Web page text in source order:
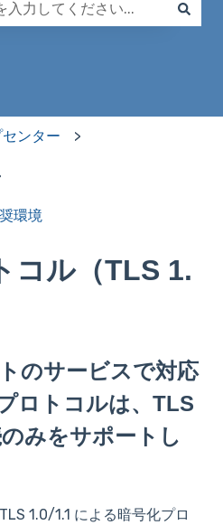
ンター
環境
コル（TLS 1.
のサービスで対応
ロトコルは、TLS
みをサポートし
1.0/1.1 による暗号化プロ